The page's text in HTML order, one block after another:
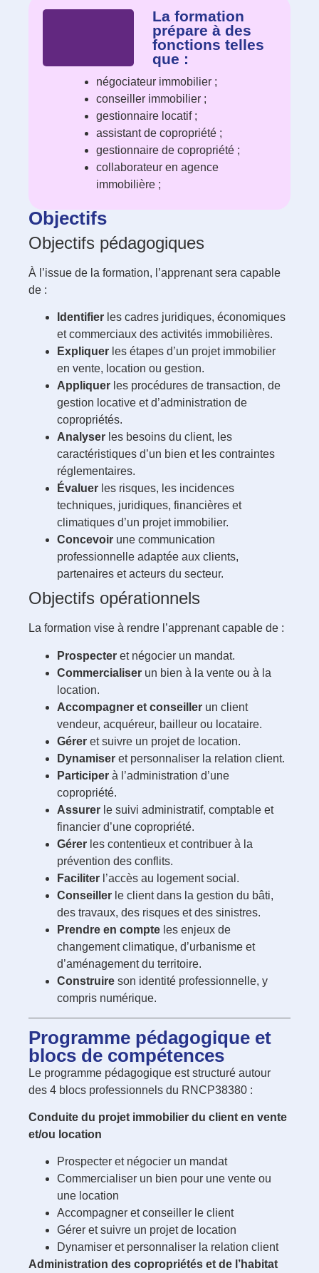
La formation
prépare à des
fonctions telles
que :
négociateur immobilier ;
conseiller immobilier ;
gestionnaire locatif ;
assistant de copropriété ;
gestionnaire de copropriété ;
collaborateur en agence
immobilière ;
Objectifs
Objectifs pédagogiques
À l’issue de la formation, l’apprenant sera capable
de :
Identifier les cadres juridiques, économiques
et commerciaux des activités immobilières.
Expliquer les étapes d’un projet immobilier
en vente, location ou gestion.
Appliquer les procédures de transaction, de
gestion locative et d’administration de
copropriétés.
Analyser les besoins du client, les
caractéristiques d’un bien et les contraintes
réglementaires.
Évaluer les risques, les incidences
techniques, juridiques, financières et
climatiques d’un projet immobilier.
Concevoir une communication
professionnelle adaptée aux clients,
partenaires et acteurs du secteur.
Objectifs opérationnels
La formation vise à rendre l’apprenant capable de :
Prospecter et négocier un mandat.
Commercialiser un bien à la vente ou à la
location.
Accompagner et conseiller un client
vendeur, acquéreur, bailleur ou locataire.
Gérer et suivre un projet de location.
Dynamiser et personnaliser la relation client.
Participer à l’administration d’une
copropriété.
Assurer le suivi administratif, comptable et
financier d’une copropriété.
Gérer les contentieux et contribuer à la
prévention des conflits.
Faciliter l’accès au logement social.
Conseiller le client dans la gestion du bâti,
des travaux, des risques et des sinistres.
Prendre en compte les enjeux de
changement climatique, d’urbanisme et
d’aménagement du territoire.
Construire son identité professionnelle, y
compris numérique.
Programme pédagogique et
blocs de compétences
Le programme pédagogique est structuré autour
des 4 blocs professionnels du RNCP38380 :
Conduite du projet immobilier du client en vente
et/ou location
Prospecter et négocier un mandat
Commercialiser un bien pour une vente ou
une location
Accompagner et conseiller le client
Gérer et suivre un projet de location
Dynamiser et personnaliser la relation client
Administration des copropriétés et de l’habitat